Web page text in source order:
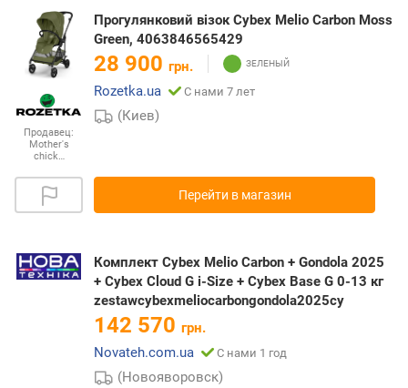
Продавец:
Mother's
chick…
Прогулянковий візок Cybex Melio Carbon Moss
Green, 4063846565429
28 900 грн.
Rozetka.ua
С нами 7 лет
(Киев)
Перейти в магазин
Комплект Cybex Melio Carbon + Gondola 2025
+ Cybex Cloud G i-Size + Cybex Base G 0-13 кг
zestawcybexmeliocarbongondola2025cy
142 570 грн.
Novateh.com.ua
С нами 1 год
(Новояворовск)